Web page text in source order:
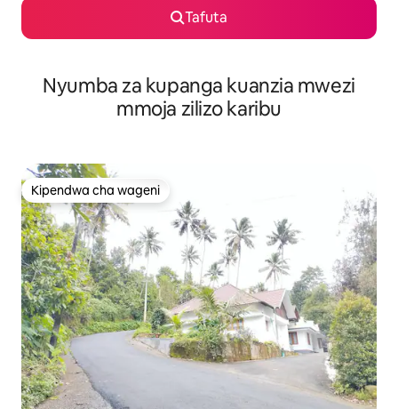
Tafuta
Nyumba za kupanga kuanzia mwezi
mmoja zilizo karibu
Kipendwa cha wageni
Kipendwa cha wageni